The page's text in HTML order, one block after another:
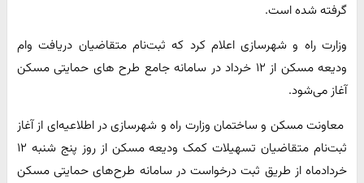
گرفته شده است.
وزارت راه و شهرسازی اعلام کرد که ثبت‌نام متقاضیان دریافت وام
ودیعه مسکن از ۱۲ خرداد در سامانه جامع طرح های حمایتی مسکن
آغاز می‌شود.
معاونت مسکن و ساختمان وزارت راه و شهرسازی در اطلاعیه‌ای از آغاز
ثبت‌نام متقاضیان تسهیلات کمک‌ ودیعه مسکن از روز پنج شنبه ۱۲
خردادماه از طریق ثبت درخواست در سامانه طرح‌های حمایتی مسکن